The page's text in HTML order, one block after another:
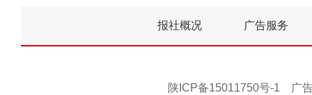
报社概况 广告服务
陕ICP备15011750号-1 广